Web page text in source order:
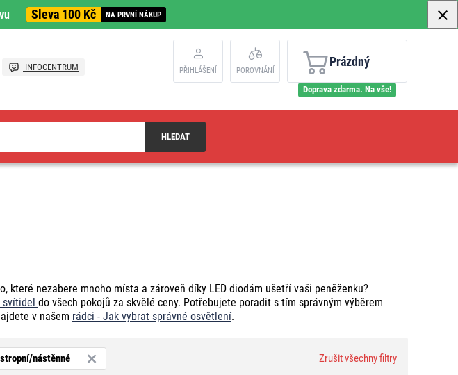
Sleva 100 Kč NA PRVNÍ NÁKUP
INFOCENTRUM PŘIHLÁŠENÍ POROVNÁNÍ
Prázdný
Doprava zdarma. Na vše!
HLEDAT
které nezabere mnoho místa a zároveň díky LED diodám ušetří vaši peněženku?
svítidel do všech pokojů za skvělé ceny. Potřebujete poradit s tím správným výběrem
v našem rádci - Jak vybrat správné osvětlení.
stropní/nástěnné Zrušit všechny filtry